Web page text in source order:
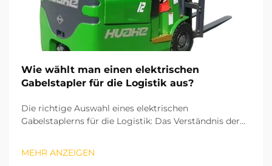
Wie wählt man einen elektrischen
Gabelstapler für die Logistik aus?
Die richtige Auswahl eines elektrischen
Gabelstaplerns für die Logistik: Das Verständnis der
elektrischen Gabelstapler auszuwählen. Basierend auf
MEHR ANZEIGEN